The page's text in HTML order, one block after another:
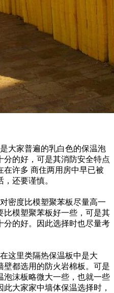
大家普遍的乳白色的保温泡
的好，可是其消防安全特点
许多 商住两用房中早已被
还要谨慎。
密度比模塑聚苯板尽量高一
比模塑聚苯板好一些，可是其
分的好。因此选择时也尽量考
这里类隔热保温板中是大
壁都选用的防火岩棉板。可是
泡沫板略微大一些，也就一些
大家家中墙体保温选择时，